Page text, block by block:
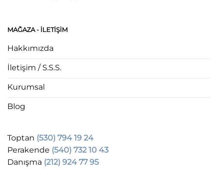
MAĞAZA - ILETIŞIM
Hakkımızda
İletişim / S.S.S.
Kurumsal
Blog
Toptan (530) 794 19 24
Perakende (540) 732 10 43
Danışma (212) 924 77 95